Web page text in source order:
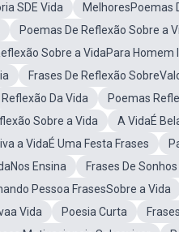
SDE Vida MelhoresPoemas
Poemas De Reflexão Sobre a
Sobre a VidaPara Homem
Frases De Reflexão
Reflexão Da Vida
Poemas
Sobre a Vida A VidaÉ
a VidaÉ Uma Festa Frases
Ensina
Frases De
Pessoa FrasesSobre a Vida
Vida Poesia Curta